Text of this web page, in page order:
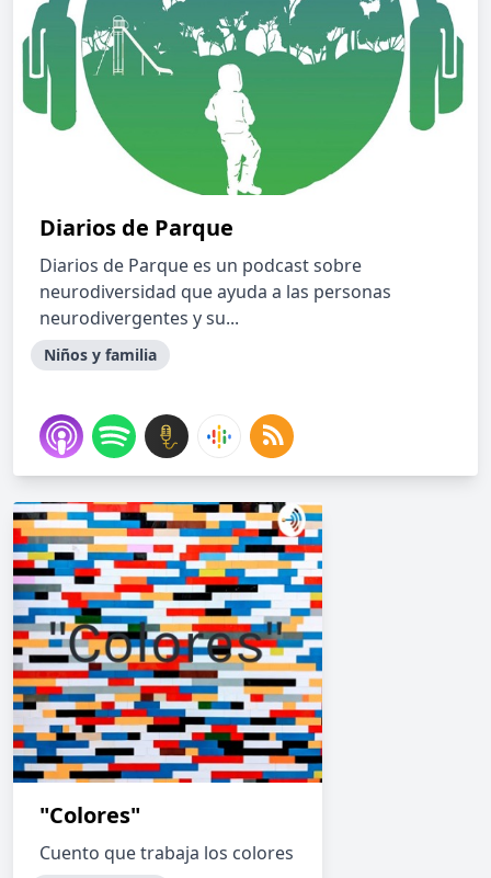
Diarios de Parque
Diarios de Parque es un podcast sobre
neurodiversidad que ayuda a las personas
neurodivergentes y su...
Niños y familia
"Colores"
Cuento que trabaja los colores